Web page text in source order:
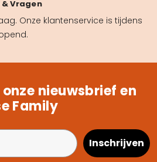
Vragen
Onze klantenservice is tijdens
nieuwsbrief en
Family
Inschrijven